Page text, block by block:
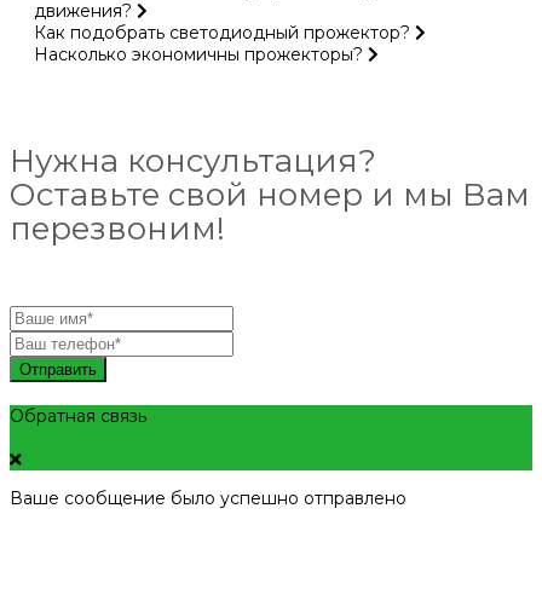
движения?
Как подобрать светодиодный прожектор?
Насколько экономичны прожекторы?
Нужна консультация?
Оставьте свой номер и мы Вам
перезвоним!
Отправить
Обратная связь
Ваше сообщение было успешно отправлено